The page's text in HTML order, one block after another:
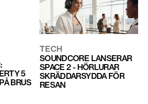
5
BRUS
TECH
SOUNDCORE LANSERAR
SPACE 2 - HÖRLURAR
SKRÄDDARSYDDA FÖR
RESAN